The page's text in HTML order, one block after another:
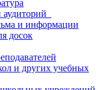
аудиторий
и информации
досок
и других учебных